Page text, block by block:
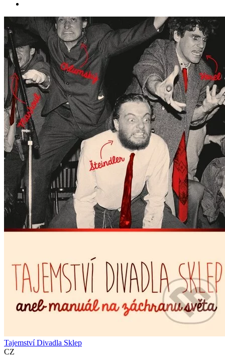
Tajemství Divadla Sklep
CZ